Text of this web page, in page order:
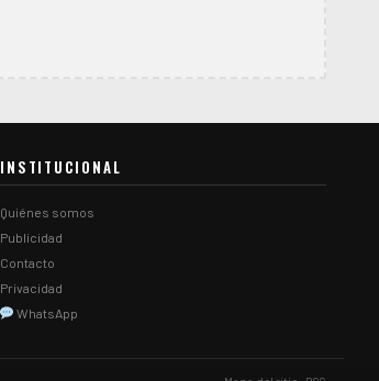
INSTITUCIONAL
Quiénes somos
Publicidad
Contacto
Privacidad
WhatsApp